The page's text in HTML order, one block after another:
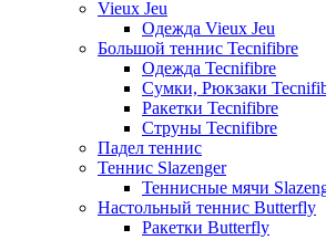
Vieux Jeu
Одежда Vieux Jeu
Большой теннис Tecnifibre
Одежда Tecnifibre
Сумки, Рюкзаки
Ракетки Tecnifibre
Струны Tecnifibre
Падел теннис
Теннис Slazenger
Теннисные мячи
Настольный теннис Butterfly
Ракетки Butterfly